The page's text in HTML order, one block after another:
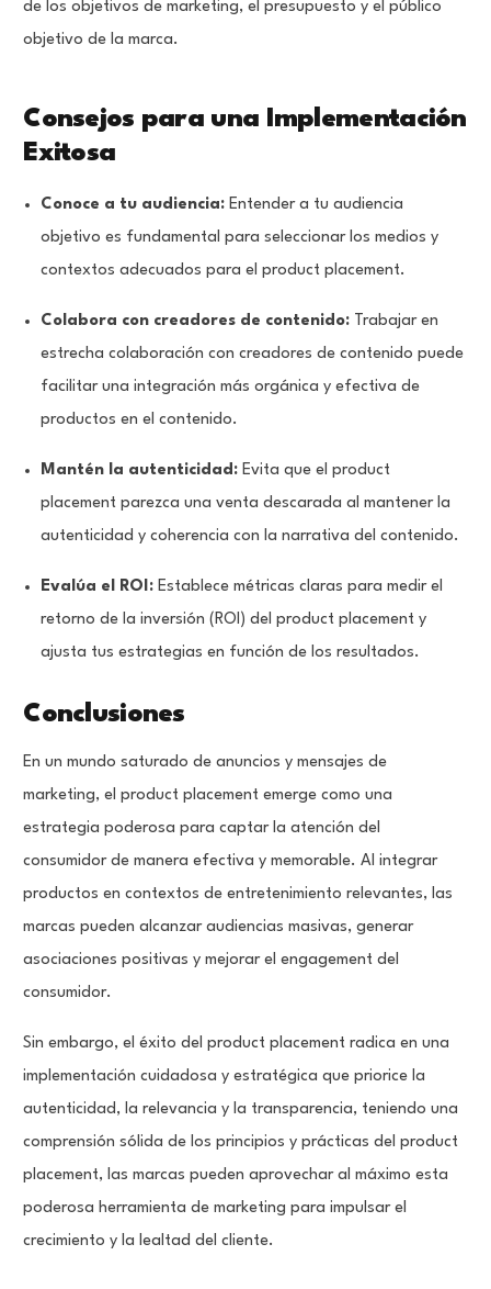
de los objetivos de marketing, el presupuesto y el público
objetivo de la marca.
Consejos para una Implementación
Exitosa
Conoce a tu audiencia: Entender a tu audiencia
objetivo es fundamental para seleccionar los medios y
contextos adecuados para el product placement.
Colabora con creadores de contenido: Trabajar en
estrecha colaboración con creadores de contenido puede
facilitar una integración más orgánica y efectiva de
productos en el contenido.
Mantén la autenticidad: Evita que el product
placement parezca una venta descarada al mantener la
autenticidad y coherencia con la narrativa del contenido.
Evalúa el ROI: Establece métricas claras para medir el
retorno de la inversión (ROI) del product placement y
ajusta tus estrategias en función de los resultados.
Conclusiones
En un mundo saturado de anuncios y mensajes de
marketing, el product placement emerge como una
estrategia poderosa para captar la atención del
consumidor de manera efectiva y memorable. Al integrar
productos en contextos de entretenimiento relevantes, las
marcas pueden alcanzar audiencias masivas, generar
asociaciones positivas y mejorar el engagement del
consumidor.
Sin embargo, el éxito del product placement radica en una
implementación cuidadosa y estratégica que priorice la
autenticidad, la relevancia y la transparencia, teniendo una
comprensión sólida de los principios y prácticas del product
placement, las marcas pueden aprovechar al máximo esta
poderosa herramienta de marketing para impulsar el
crecimiento y la lealtad del cliente.